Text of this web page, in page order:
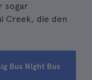
sogar
Creek, die den
Bus Night Bus